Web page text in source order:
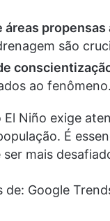
áreas propensas
são
ao fenômeno.
Niño exige
É
mais
Google